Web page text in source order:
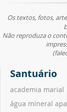
Os textos, fotos,
Não reproduza o
Santuário
academia marial
água mineral